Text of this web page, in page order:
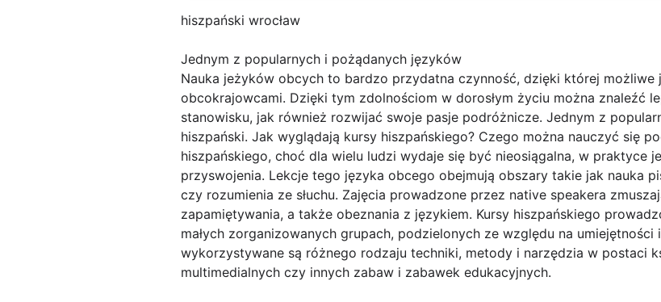
hiszpański wrocław
Jednym z popularnych i pożądanych języków
Nauka jeżyków obcych to bardzo przydatna czynność, dzięki której możliwe
obcokrajowcami. Dzięki tym zdolnościom w dorosłym życiu można znaleźć
stanowisku, jak również rozwijać swoje pasje podróżnicze. Jednym z
hiszpański. Jak wyglądają kursy hiszpańskiego? Czego można nauczyć się
hiszpańskiego, choć dla wielu ludzi wydaje się być nieosiągalna, w praktyce
przyswojenia. Lekcje tego języka obcego obejmują obszary takie jak nauka
czy rozumienia ze słuchu. Zajęcia prowadzone przez native speakera
zapamiętywania, a także obeznania z językiem. Kursy hiszpańskiego
małych zorganizowanych grupach, podzielonych ze względu na
wykorzystywane są różnego rodzaju techniki, metody i narzędzia w postaci
multimedialnych czy innych zabaw i zabawek edukacyjnych.